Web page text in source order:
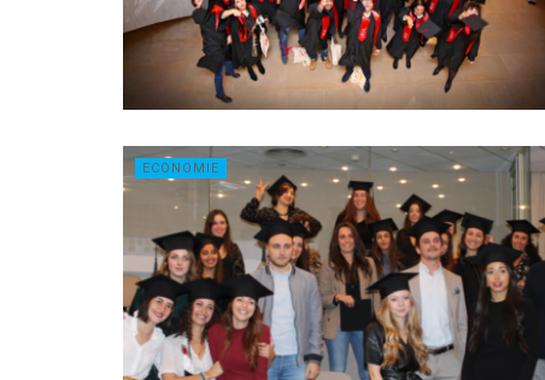
ECONOMIE